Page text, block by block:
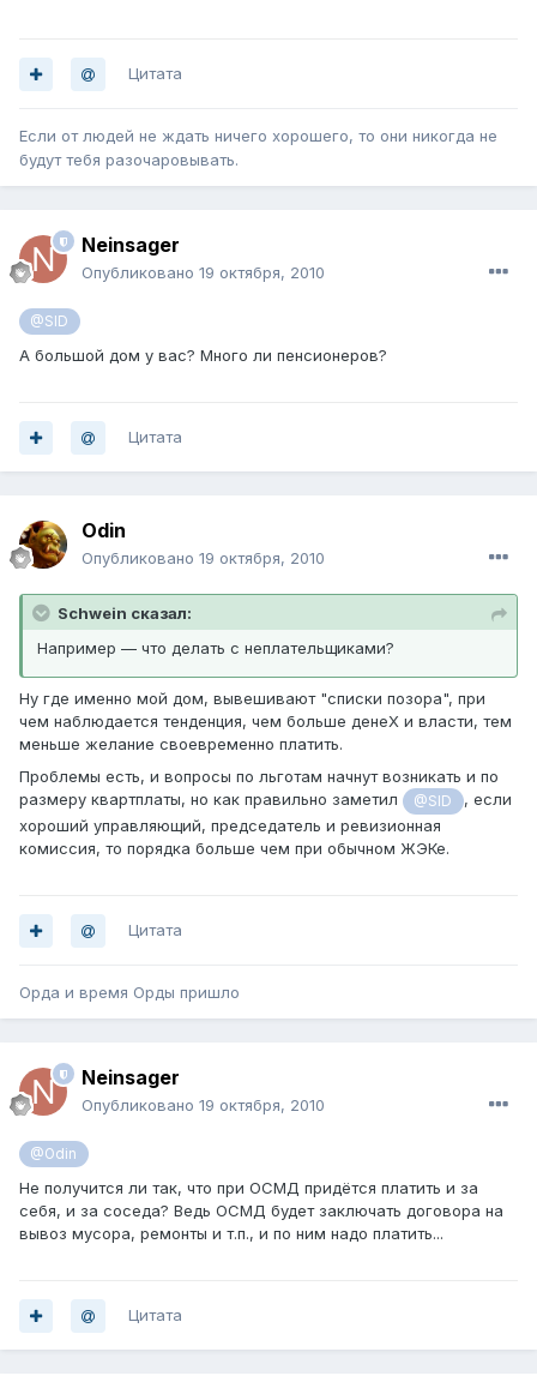
Цитата
Если от людей не ждать ничего хорошего, то они никогда не
будут тебя разочаровывать.
Neinsager
Опубликовано 19 октября, 2010
@SID
А большой дом у вас? Много ли пенсионеров?
Цитата
Odin
Опубликовано 19 октября, 2010
Schwein сказал:
Например — что делать с неплательщиками?
Ну где именно мой дом, вывешивают "списки позора", при
чем наблюдается тенденция, чем больше денеХ и власти, тем
меньше желание своевременно платить.
Проблемы есть, и вопросы по льготам начнут возникать и по
размеру квартплаты, но как правильно заметил
@SID
, если
хороший управляющий, председатель и ревизионная
комиссия, то порядка больше чем при обычном ЖЭКе.
Цитата
Орда и время Орды пришло
Neinsager
Опубликовано 19 октября, 2010
@Odin
Не получится ли так, что при ОСМД придётся платить и за
себя, и за соседа? Ведь ОСМД будет заключать договора на
вывоз мусора, ремонты и т.п., и по ним надо платить...
Цитата